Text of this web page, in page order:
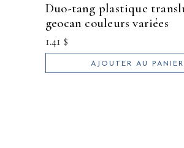
duo-tang plastique translucide
geocan couleurs variées
1.41 $
AJOUTER AU PANIER